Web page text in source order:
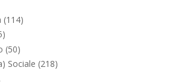
(114)
(50)
Sociale (218)